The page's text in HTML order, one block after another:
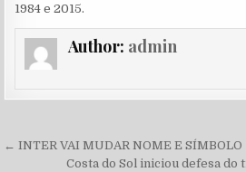
1984 e 2015.
Author: admin
Navegação de Post
← INTER VAI MUDAR NOME E SÍMBOLO
Costa do Sol iniciou defesa